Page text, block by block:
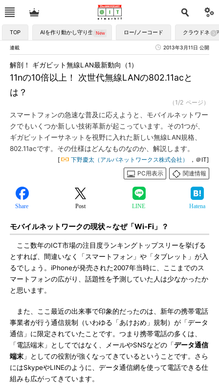
TOP AIを作り動かし守り生かす ロー/ノーコード クラウドネイ
連載 2013年3月11日 公開
11nの10倍以上！ 次世代無線LANの802.11acと
は？
解剖！ ギガビット無線LAN最新動向（1）
（1/2 ページ）
スマートフォンの急速な普及に応えようと、モバイルネットワー
クでもいくつか新しい技術革新が起こっています。その1つが、
ギガビットイーサネットを視野に入れた新しい無線LAN規格、
802.11acです。その仕様はどんなものなのか、解説します。
[ 下野慶太（アルバネットワークス株式会社）
，＠IT]
PC用表示
関連情報
Share Post LINE Hatena
モバイルネットワークの現状～なぜ「Wi-Fi」？
ここ数年のICT市場の注目度ランキングトップスリーを挙げる
とすれば、間違いなく「スマートフォン」や「タブレット」が入
るでしょう。iPhoneが発売された2007年当時に、ここまでのス
マートフォンの広がり、話題性を予測していた人は少なかったか
と思います。
また、ここ最近の出来事で印象的だったのは、新年の携帯電話
事業者が行う通信規制（いわゆる「あけおめ」規制）が「データ
通信」に限定されていたことです。つまり携帯電話の多くは、
「電話端末」としてではなく、メールやSNSなどの「データ通信
端末 」としての役割が強くなってきているということです。さら
にはSkypeやLINEのように、データ通信網を使って電話できる仕
組みも広がってきています。